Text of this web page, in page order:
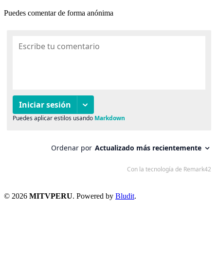
Puedes comentar de forma anónima
© 2026 MITVPERU. Powered by Bludit.